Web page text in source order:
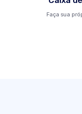
Faça sua